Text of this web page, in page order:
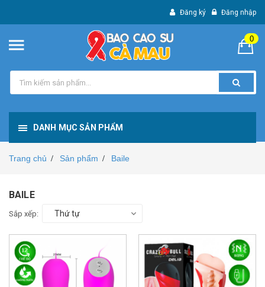
Đăng ký Đăng nhập
0
DANH MỤC SẢN PHẨM
Trang chủ / Sản phẩm / Baile
BAILE
Sắp xếp: Thứ tự